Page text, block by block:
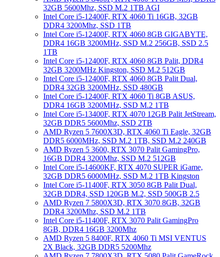
32GB 5600Mhz, SSD M.2 1TB AGI
Intel Core i5-12400F, RTX 4060 Ti 16GB, 32GB
DDR4 3200Mhz, SSD 1TB
Intel Core i5-12400F, RTX 4060 8GB GIGABYTE,
DDR4 16GB 3200MHz, SSD M.2 256GB, SSD 2.5
1TB
Intel Core i5-12400F, RTX 4060 8GB Palit, DDR4
32GB 3200MHz Kingston, SSD M.2 512GB
Intel Core i5-12400F, RTX 4060 8GB Palit Dual,
DDR4 32GB 3200MHz, SSD 480GB
Intel Core i5-12400F, RTX 4060 Ti 8GB ASUS,
DDR4 16GB 3200MHz, SSD M.2 1TB
Intel Core i5-13400F, RTX 4070 12GB Palit JetStream,
32GB DDR5 5600Mhz, SSD 2TB
AMD Ryzen 5 7600X3D, RTX 4060 Ti Eagle, 32GB
DDR5 6000MHz, SSD M.2 1TB, SSD M.2 240GB
AMD Ryzen 5 3600, RTX 3070 Palit GamingPro,
16GB DDR4 3200Mhz, SSD M.2 512GB
Intel Core i5-14600KF, RTX 4070 SUPER iGame,
32GB DDR5 6000MHz, SSD M.2 1TB Kingston
Intel Core i5-11400F, RTX 3050 8GB Palit Dual,
32GB DDR4, SSD 120GB M.2, SSD 500GB 2.5
AMD Ryzen 7 5800X3D, RTX 3070 8GB, 32GB
DDR4 3200Mhz, SSD M.2 1TB
Intel Core i5-11400F, RTX 3070 Palit GamingPro
8GB, DDR4 16GB 3200Mhz
AMD Ryzen 5 8400F, RTX 4060 Ti MSI VENTUS
2X Black, 32GB DDR5 5200Mhz